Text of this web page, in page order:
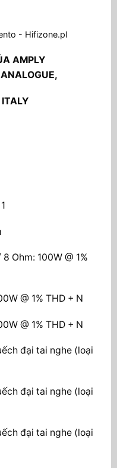
AMPLY
Ohm: 100W @ 1%
@ 1% THD + N
@ 1% THD + N
đại tai nghe (loại
đại tai nghe (loại
đại tai nghe (loại